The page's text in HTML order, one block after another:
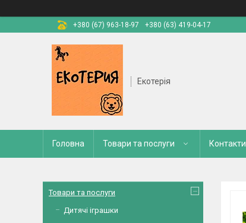
+380 (67) 963-18-97
+380 (63) 419-04-17
Екотерія
Головна Товари та послуги Контакти
Товари та послуги
Дитячі іграшки